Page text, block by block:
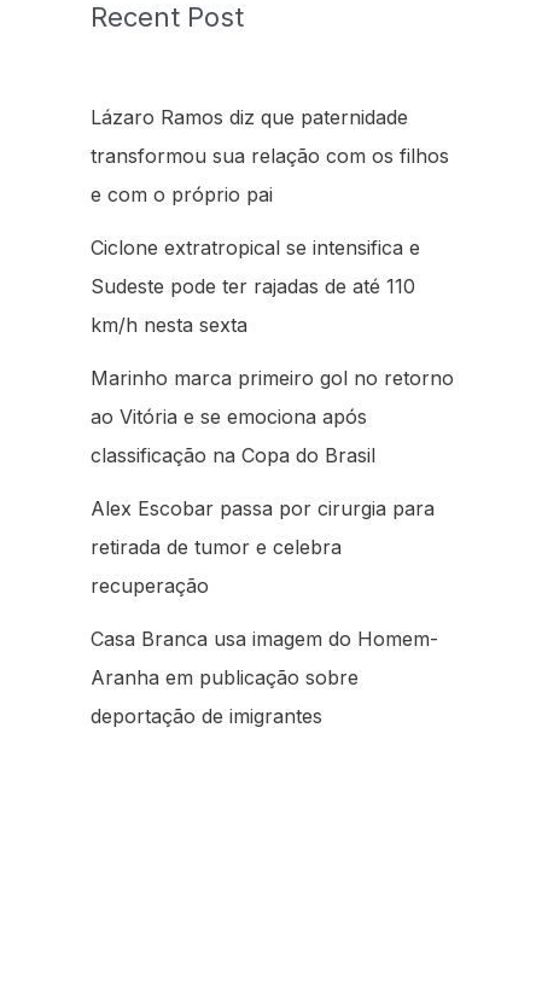
Recent Post
Lázaro Ramos diz que paternidade
transformou sua relação com os filhos
e com o próprio pai
Ciclone extratropical se intensifica e
Sudeste pode ter rajadas de até 110
km/h nesta sexta
Marinho marca primeiro gol no retorno
ao Vitória e se emociona após
classificação na Copa do Brasil
Alex Escobar passa por cirurgia para
retirada de tumor e celebra
recuperação
Casa Branca usa imagem do Homem-
Aranha em publicação sobre
deportação de imigrantes